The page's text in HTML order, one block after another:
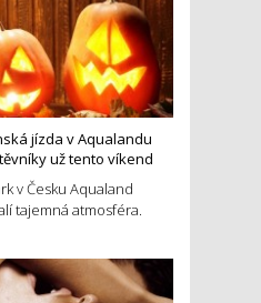
jízda v Aqualandu
už tento víkend
v Česku Aqualand
tajemná atmosféra.